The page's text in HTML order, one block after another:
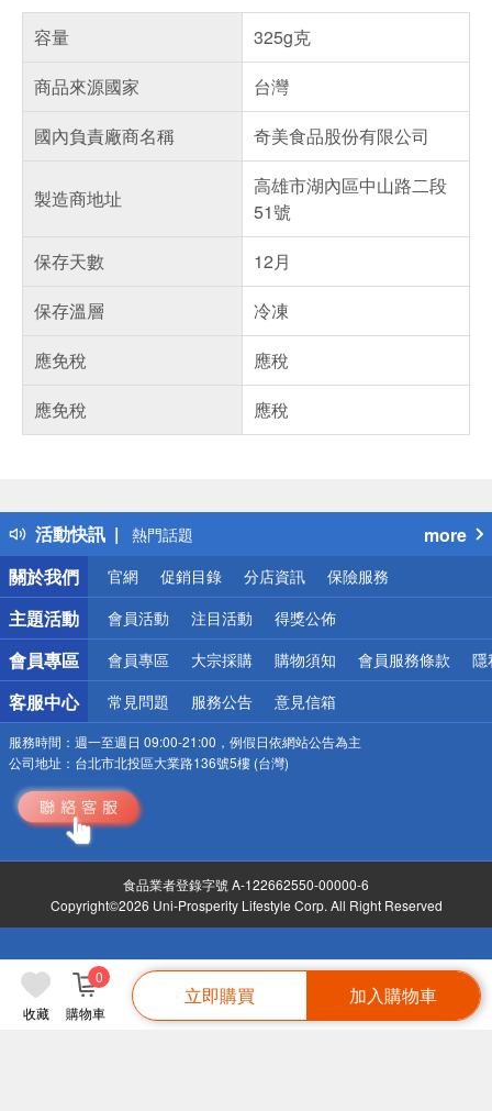
收藏 購物車
0
立即購買 加入購物車
容量
325g克
商品來源國家
台灣
國內負責廠商名稱
奇美食品股份有限公司
製造商地址
高雄市湖內區中山路二段
51號
保存天數
12月
保存溫層
冷凍
應免稅
應稅
應免稅
應稅
活動快訊
得獎公告
熱門話題
銀行優惠
偏遠地區配送
詐騙網頁！請小心！
more
關於我們
官網 促銷目錄 分店資訊 保險服務
主題活動 會員活動 注目活動 得獎公佈
會員專區 會員專區 大宗採購 購物須知 會員服務條款 隱
客服中心 常見問題 服務公告 意見信箱
服務時間： 週一至週日 09:00-21:00，例假日依網站公告為主
公司地址： 台北市北投區大業路136號5樓 (台灣)
食品業者登錄字號 A-122662550-00000-6
Copyright©2026 Uni-Prosperity Lifestyle Corp. All Right Reserved